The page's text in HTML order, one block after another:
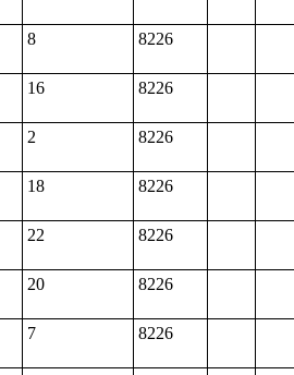
8 8226
16 8226
2 8226
18 8226
22 8226
20 8226
7 8226